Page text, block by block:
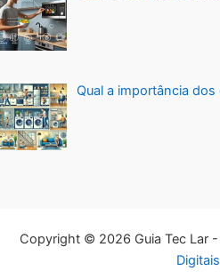
Qual a importância
Copyright © 2026 Guia Tec Lar
Digitais